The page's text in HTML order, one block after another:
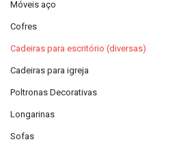
Móveis aço
Cofres
Cadeiras para escritório (diversas)
Cadeiras para igreja
Poltronas Decorativas
Longarinas
Sofas